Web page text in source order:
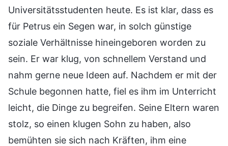
Universitätsstudenten heute. Es ist klar, dass es
für Petrus ein Segen war, in solch günstige
soziale Verhältnisse hineingeboren worden zu
sein. Er war klug, von schnellem Verstand und
nahm gerne neue Ideen auf. Nachdem er mit der
Schule begonnen hatte, fiel es ihm im Unterricht
leicht, die Dinge zu begreifen. Seine Eltern waren
stolz, so einen klugen Sohn zu haben, also
bemühten sie sich nach Kräften, ihm eine